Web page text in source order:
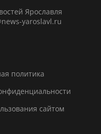
Ярославля
yaroslavl.ru
политика
сайтом